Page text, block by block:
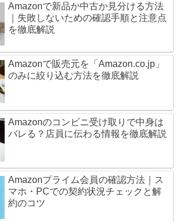
Amazonで新品か中古か見分ける方法
｜失敗しないための確認手順と注意点
を徹底解説
Amazonで販売元を「Amazon.co.jp」
のみに絞り込む方法を徹底解説
Amazonのコンビニ受け取りで中身は
バレる？店員に伝わる情報を徹底解説
Amazonプライム会員の確認方法｜ス
マホ・PCでの契約状況チェックと解
約のコツ